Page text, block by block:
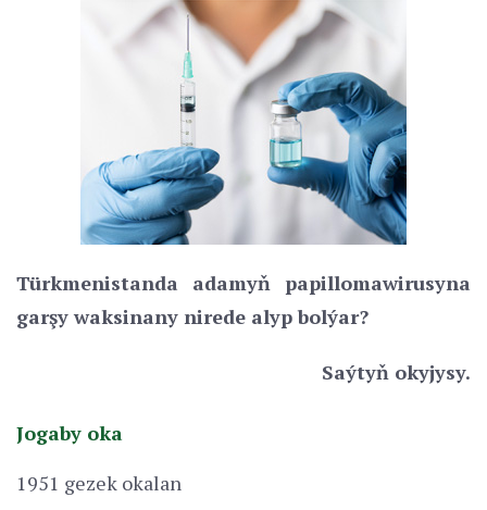
Türkmenistanda adamyň papillomawirusyna
garşy waksinany nirede alyp bolýar?
Saýtyň okyjysy.
Jogaby oka
1951 gezek okalan